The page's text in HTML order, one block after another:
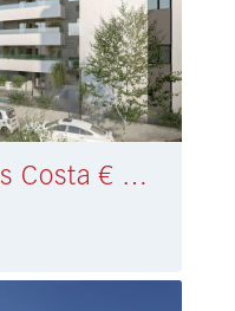
Appartement Mijas Costa € 308.800,-